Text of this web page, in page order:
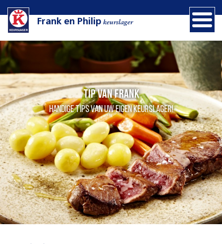
Frank en Philipkeurslager
Tip van Frank
Handige tips van uw eigen Keurslager!